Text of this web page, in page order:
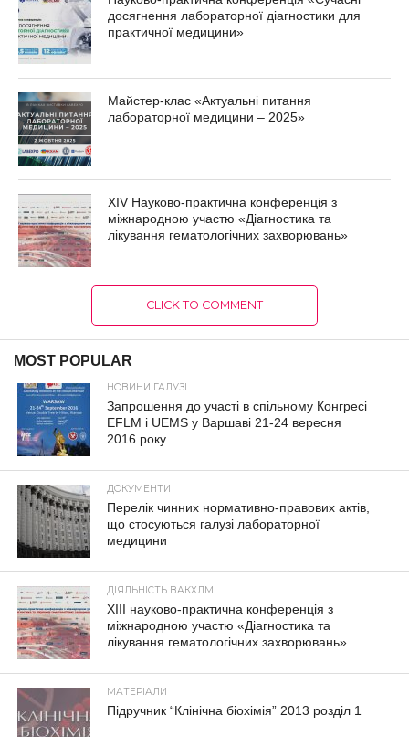
досягнення лабораторної діагностики для
практичної медицини»
Майстер-клас «Актуальні питання
лабораторної медицини – 2025»
XIV Науково-практична конференція з
міжнародною участю «Діагностика та
лікування гематологічних захворювань»
CLICK TO COMMENT
MOST POPULAR
НОВИНИ ГАЛУЗІ
Запрошення до участі в спільному Конгресі
EFLM і UEMS у Варшаві 21-24 вересня
2016 року
ДОКУМЕНТИ
Перелік чинних нормативно-правових актів,
що стосуються галузі лабораторної
медицини
ДІЯЛЬНІСТЬ ВАКХЛМ
XIII науково-практична конференція з
міжнародною участю «Діагностика та
лікування гематологічних захворювань»
МАТЕРІАЛИ
Підручник “Клінічна біохімія” 2013 розділ 1